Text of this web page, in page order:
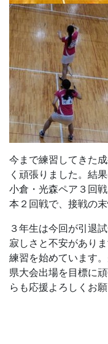
今まで練習してきた
く頑張りました。結
小倉・光森ペア３回
本２回戦で、接戦の
３年生は今回が引退
寂しさと不安があり
練習を始めています
県大会出場を目標に
らも応援よろしくお願